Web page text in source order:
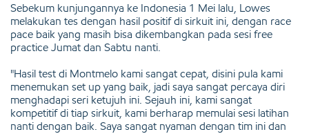
Sebekum kunjungannya ke Indonesia 1 Mei lalu, Lowes
melakukan tes dengan hasil positif di sirkuit ini, dengan race
pace baik yang masih bisa dikembangkan pada sesi free
practice Jumat dan Sabtu nanti.
"Hasil test di Montmelo kami sangat cepat, disini pula kami
menemukan set up yang baik, jadi saya sangat percaya diri
menghadapi seri ketujuh ini. Sejauh ini, kami sangat
kompetitif di tiap sirkuit, kami berharap memulai sesi latihan
nanti dengan baik. Saya sangat nyaman dengan tim ini dan